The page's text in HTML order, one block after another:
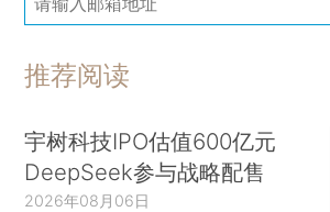
推荐阅读
宇树科技IPO估值600亿元
DeepSeek参与战略配售
2026年08月06日